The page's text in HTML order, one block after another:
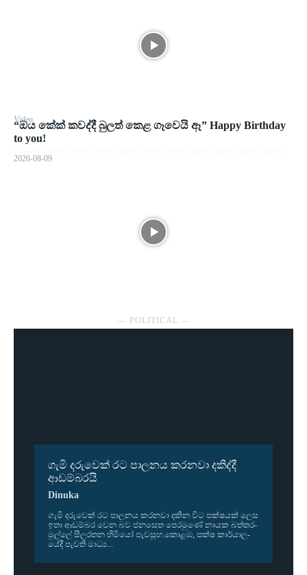
Video
“ඔය කේක් කවද්දී බුලත් කෙළ ගෑවෙයි ඈ” Happy Birthday
to you!
2026-08-09
― POLITICAL ―
ගැමි දරුවෙක් රට පාලනය කරනවා දකිද්දී
ආඩම්බරයි
Dinuka
ගැමි දරු­වෙක් රට පාල­නය කර­නවා දකින විට පක්ෂ­යක් ලෙස
ඉතා ආඩ­ම්බර වෙන බව ජන­සෙත පෙර­මුණේ නායක බත්ත­ර­
මුල්ලේ සීල­ර­තන හිමියෝ පැව­සූහ.කොළඹ, පක්ෂ කාර්යා­ල­
යේදී පැවති මාධ්‍ය...